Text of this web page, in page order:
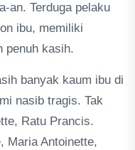
an. Terduga pelaku
ibu, memiliki
penuh kasih.
banyak kaum ibu di
nasib tragis. Tak
Ratu Prancis.
Maria Antoinette,